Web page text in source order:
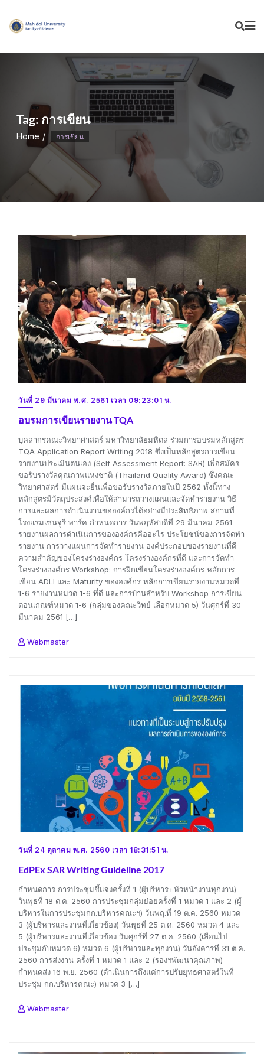
content
Tag: การเขียน
Home การเขียน
วันที่ 29 มีนาคม พ.ศ. 2561 เวลา 09:23:01 น.
อบรมการเขียนรายงาน TQA
บุคลากรคณะวิทยาศาสตร์ มหาวิทยาลัยมหิดล ร่วมการอบรมหลักสูตร
TQA Application Report Writing 2018 ซึ่งเป็นหลักสูตรการเขียน
รายงานประเมินตนเอง (Self Assessment Report: SAR) เพื่อสมัคร
ขอรับรางวัลคุณภาพแห่งชาติ (Thailand Quality Award) ซึ่งคณะ
วิทยาศาสตร์ มีแผนจะยื่นเพื่อขอรับรางวัลภายในปี 2562 ทั้งนี้ทาง
หลักสูตรมีวัตถุประสงค์เพื่อให้สามารถวางแผนและจัดทำรายงาน วิธี
การและผลการดำเนินงานขอองค์กรได้อย่างมีประสิทธิภาพ สถานที่
โรงแรมเซนจูรี พาร์ค กำหนดการ วันพฤหัสบดีที่ 29 มีนาคม 2561
รายงานผลการดำเนินการขององค์กรคืออะไร ประโยชน์ของการจัดทำ
รายงาน การวางแผนการจัดทำรายงาน องค์ประกอบของรายงานที่ดี
ความสำคัญของโครงร่างองค์กร โครงร่างองค์กรที่ดี และการจัดทำ
โครงร่างองค์กร Workshop: การฝึกเขียนโครงร่างองค์กร หลักการ
เขียน ADLI และ Maturity ขององค์กร หลักการเขียนรายงานหมวดที่
1-6 รายงานหมวด 1-6 ที่ดี และการบ้านสำหรับ Workshop การเขียน
ตอนเกณฑ์หมวด 1-6 (กลุ่มของคณะวิทย์ เลือกหมวด 5) วันศุกร์ที่ 30
มีนาคม 2561 […]
Webmaster
วันที่ 24 ตุลาคม พ.ศ. 2560 เวลา 18:31:51 น.
EdPEx SAR Writing Guideline 2017
กำหนดการ การประชุมชี้แจงครั้งที่ 1 (ผู้บริหาร+หัวหน้างานทุกงาน)
วันพุธที่ 18 ต.ค. 2560 การประชุมกลุ่มย่อยครั้งที่ 1 หมวด 1 และ 2 (ผู้
บริหารในการประชุมกก.บริหารคณะฯ) วันพฤ.ที่ 19 ต.ค. 2560 หมวด
3 (ผู้บริหารและงานที่เกี่ยวข้อง) วันพุธที่ 25 ต.ค. 2560 หมวด 4 และ
5 (ผู้บริหารและงานที่เกี่ยวข้อง วันศุกร์ที่ 27 ต.ค. 2560 (เลื่อนไป
ประชุมกับหมวด 6) หมวด 6 (ผู้บริหารและทุกงาน) วันอังคารที่ 31 ต.ค.
2560 การส่งงาน ครั้งที่ 1 หมวด 1 และ 2 (รองฯพัฒนาคุณภาพ)
กำหนดส่ง 16 พ.ย. 2560 (ดำเนินการถึงแค่การปรับยุทธศาสตร์ในที่
ประชุม กก.บริหารคณะ) หมวด 3 […]
Webmaster